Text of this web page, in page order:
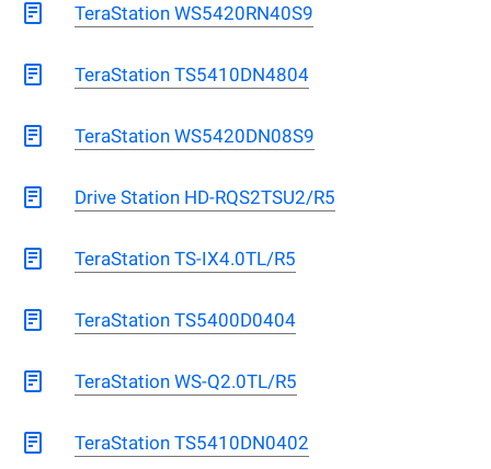
TeraStation WS5420RN40S9
TeraStation TS5410DN4804
TeraStation WS5420DN08S9
Drive Station HD-RQS2TSU2/R5
TeraStation TS-IX4.0TL/R5
TeraStation TS5400D0404
TeraStation WS-Q2.0TL/R5
TeraStation TS5410DN0402